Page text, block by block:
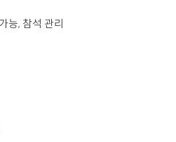
능, 참석 관리